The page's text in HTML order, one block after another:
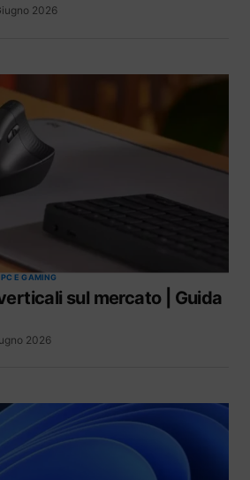
2026
PC E GAMING
sul mercato | Guida
2026